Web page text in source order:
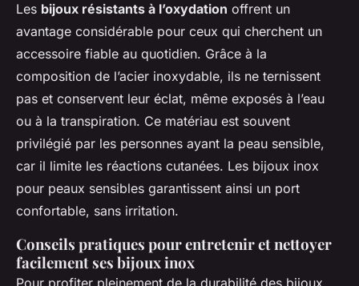
Les bijoux résistants à l’oxydation offrent un
avantage considérable pour ceux qui cherchent un
accessoire fiable au quotidien. Grâce à la
composition de l’acier inoxydable, ils ne ternissent
pas et conservent leur éclat, même exposés à l’eau
ou à la transpiration. Ce matériau est souvent
privilégié par les personnes ayant la peau sensible,
car il limite les réactions cutanées. Les bijoux inox
pour peaux sensibles garantissent ainsi un port
confortable, sans irritation.
Conseils pratiques pour entretenir et nettoyer
facilement ses bijoux inox